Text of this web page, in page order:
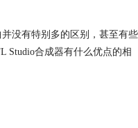
没有特别多的区别，甚至有些
Studio合成器有什么优点的相